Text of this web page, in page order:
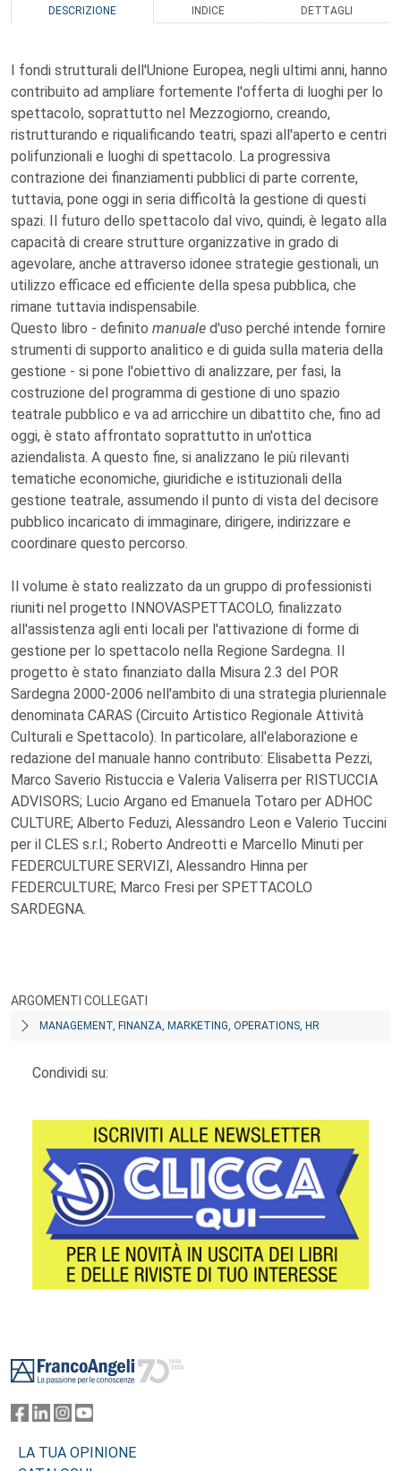
DESCRIZIONE INDICE DETTAGLI
I fondi strutturali dell'Unione Europea, negli ultimi anni, hanno
contribuito ad ampliare fortemente l'offerta di luoghi per lo
spettacolo, soprattutto nel Mezzogiorno, creando,
ristrutturando e riqualificando teatri, spazi all'aperto e centri
polifunzionali e luoghi di spettacolo. La progressiva
contrazione dei finanziamenti pubblici di parte corrente,
tuttavia, pone oggi in seria difficoltà la gestione di questi
spazi. Il futuro dello spettacolo dal vivo, quindi, è legato alla
capacità di creare strutture organizzative in grado di
agevolare, anche attraverso idonee strategie gestionali, un
utilizzo efficace ed efficiente della spesa pubblica, che
rimane tuttavia indispensabile.
Questo libro - definito manuale d'uso perché intende fornire
strumenti di supporto analitico e di guida sulla materia della
gestione - si pone l'obiettivo di analizzare, per fasi, la
costruzione del programma di gestione di uno spazio
teatrale pubblico e va ad arricchire un dibattito che, fino ad
oggi, è stato affrontato soprattutto in un'ottica
aziendalista. A questo fine, si analizzano le più rilevanti
tematiche economiche, giuridiche e istituzionali della
gestione teatrale, assumendo il punto di vista del decisore
pubblico incaricato di immaginare, dirigere, indirizzare e
coordinare questo percorso.
Il volume è stato realizzato da un gruppo di professionisti
riuniti nel progetto INNOVASPETTACOLO, finalizzato
all'assistenza agli enti locali per l'attivazione di forme di
gestione per lo spettacolo nella Regione Sardegna. Il
progetto è stato finanziato dalla Misura 2.3 del POR
Sardegna 2000-2006 nell'ambito di una strategia pluriennale
denominata CARAS (Circuito Artistico Regionale Attività
Culturali e Spettacolo). In particolare, all'elaborazione e
redazione del manuale hanno contributo: Elisabetta Pezzi,
Marco Saverio Ristuccia e Valeria Valiserra per RISTUCCIA
ADVISORS; Lucio Argano ed Emanuela Totaro per ADHOC
CULTURE; Alberto Feduzi, Alessandro Leon e Valerio Tuccini
per il CLES s.r.l.; Roberto Andreotti e Marcello Minuti per
FEDERCULTURE SERVIZI, Alessandro Hinna per
FEDERCULTURE; Marco Fresi per SPETTACOLO
SARDEGNA.
ARGOMENTI COLLEGATI
MANAGEMENT, FINANZA, MARKETING, OPERATIONS, HR
Condividi su:
LA TUA OPINIONE